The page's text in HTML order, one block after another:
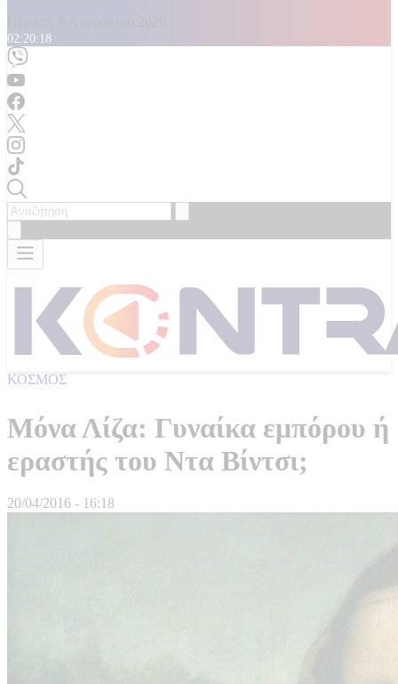
02:20:20
ΚΟΣΜΟΣ
Μόνα Λίζα: Γυναίκα εμπόρου ή
εραστής του Ντα Βίντσι;
20/04/2016 - 16:18